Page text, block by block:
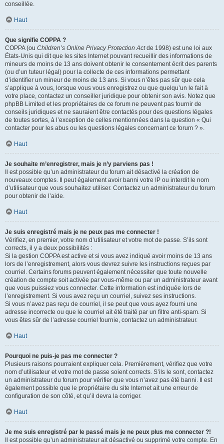
conseillée.
Haut
Que signifie COPPA ?
COPPA (ou Children’s Online Privacy Protection Actde 1998) est une loi aux
États-Unis qui dit que les sites Internet pouvant recueillir des informations de
mineurs de moins de 13 ans doivent obtenir le consentement écrit des parents
(ou d’un tuteur légal) pour la collecte de ces informations permettant
d’identifier un mineur de moins de 13 ans. Si vous n’êtes pas sûr que cela
s’applique à vous, lorsque vous vous enregistrez ou que quelqu’un le fait à
votre place, contactez un conseiller juridique pour obtenir son avis. Notez que
phpBB Limited et les propriétaires de ce forum ne peuvent pas fournir de
conseils juridiques et ne sauraient être contactés pour des questions légales
de toutes sortes, à l’exception de celles mentionnées dans la question « Qui
contacter pour les abus ou les questions légales concernant ce forum ? ».
Haut
Je souhaite m’enregistrer, mais je n’y parviens pas !
Il est possible qu’un administrateur du forum ait désactivé la création de
nouveaux comptes. Il peut également avoir banni votre IP ou interdit le nom
d’utilisateur que vous souhaitez utiliser. Contactez un administrateur du forum
pour obtenir de l’aide.
Haut
Je suis enregistré mais je ne peux pas me connecter !
Vérifiez, en premier, votre nom d’utilisateur et votre mot de passe. S’ils sont
corrects, il y a deux possibilités :
Si la gestion COPPA est active et si vous avez indiqué avoir moins de 13 ans
lors de l’enregistrement, alors vous devrez suivre les instructions reçues par
courriel. Certains forums peuvent également nécessiter que toute nouvelle
création de compte soit activée par vous-même ou par un administrateur avant
que vous puissiez vous connecter. Cette information est indiquée lors de
l’enregistrement. Si vous avez reçu un courriel, suivez ses instructions.
Si vous n’avez pas reçu de courriel, il se peut que vous ayez fourni une
adresse incorrecte ou que le courriel ait été traité par un filtre anti-spam. Si
vous êtes sûr de l’adresse courriel fournie, contactez un administrateur.
Haut
Pourquoi ne puis-je pas me connecter ?
Plusieurs raisons pourraient expliquer cela. Premièrement, vérifiez que votre
nom d’utilisateur et votre mot de passe soient corrects. S’ils le sont, contactez
un administrateur du forum pour vérifier que vous n’avez pas été banni. Il est
également possible que le propriétaire du site Internet ait une erreur de
configuration de son côté, et qu’il devra la corriger.
Haut
Je me suis enregistré par le passé mais je ne peux plus me connecter ?!
Il est possible qu’un administrateur ait désactivé ou supprimé votre compte. En